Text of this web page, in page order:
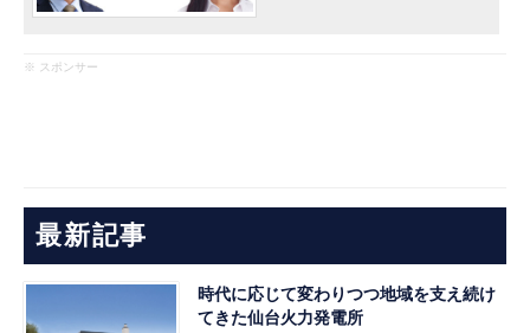
※ スポンサー
最新記事
時代に応じて変わりつつ地域を支え続け
てきた仙台火力発電所